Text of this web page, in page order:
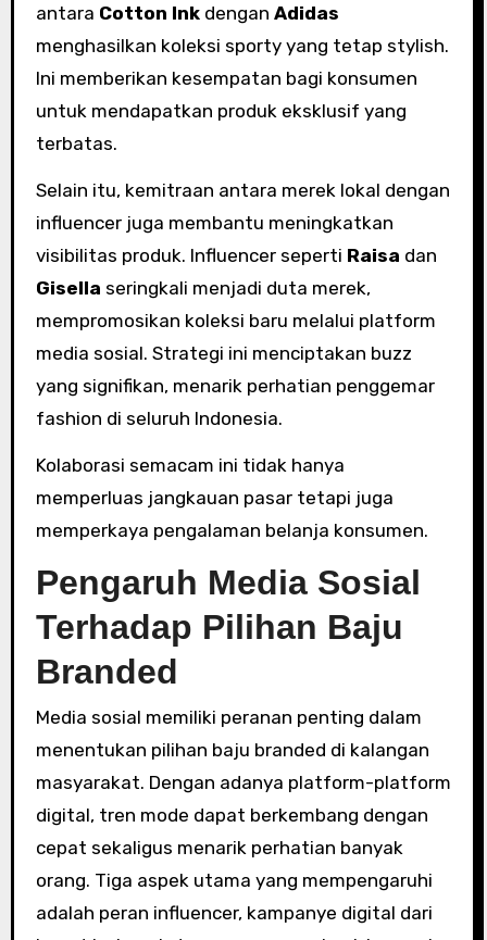
antara Cotton Inkdengan Adidas
menghasilkan koleksi sporty yang tetap stylish.
Ini memberikan kesempatan bagi konsumen
untuk mendapatkan produk eksklusif yang
terbatas.
Selain itu, kemitraan antara merek lokal dengan
influencer juga membantu meningkatkan
visibilitas produk. Influencer seperti Raisa dan
Gisella seringkali menjadi duta merek,
mempromosikan koleksi baru melalui platform
media sosial. Strategi ini menciptakan buzz
yang signifikan, menarik perhatian penggemar
fashion di seluruh Indonesia.
Kolaborasi semacam ini tidak hanya
memperluas jangkauan pasar tetapi juga
memperkaya pengalaman belanja konsumen.
Pengaruh Media Sosial
Terhadap Pilihan Baju
Branded
Media sosial memiliki peranan penting dalam
menentukan pilihan baju branded di kalangan
masyarakat. Dengan adanya platform-platform
digital, tren mode dapat berkembang dengan
cepat sekaligus menarik perhatian banyak
orang. Tiga aspek utama yang mempengaruhi
adalah peran influencer, kampanye digital dari